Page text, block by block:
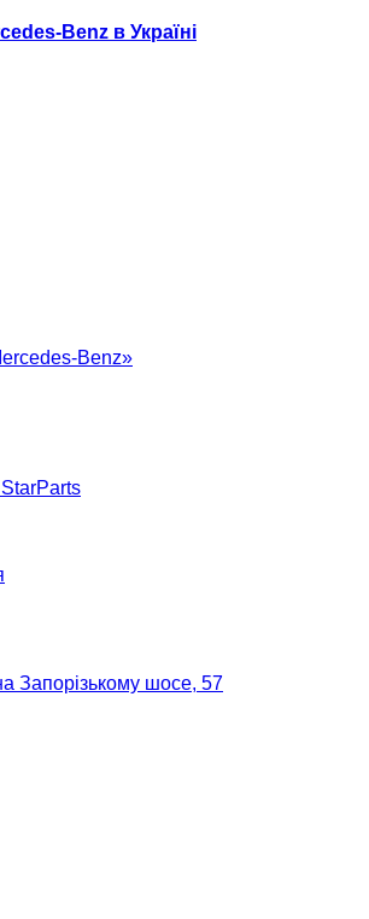
Benz в Україні
Benz»
StarParts
Запорізькому шосе, 57